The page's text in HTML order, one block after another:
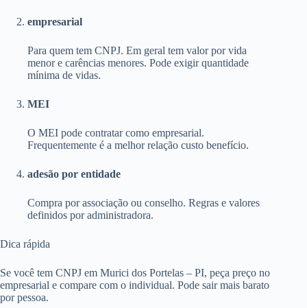
empresarial
Para quem tem CNPJ. Em geral tem valor por vida
menor e carências menores. Pode exigir quantidade
mínima de vidas.
MEI
O MEI pode contratar como empresarial.
Frequentemente é a melhor relação custo benefício.
adesão por entidade
Compra por associação ou conselho. Regras e valores
definidos por administradora.
Dica rápida
Se você tem CNPJ em Murici dos Portelas – PI, peça preço no
empresarial e compare com o individual. Pode sair mais barato
por pessoa.